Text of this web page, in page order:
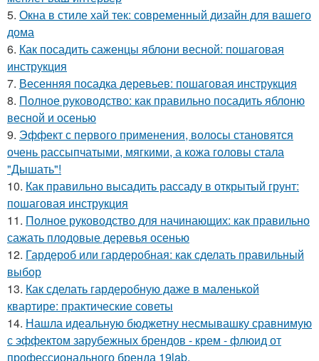
5. Окна в стиле хай тек: современный дизайн для вашего
дома
6. Как посадить саженцы яблони весной: пошаговая
инструкция
7. Весенняя посадка деревьев: пошаговая инструкция
8. Полное руководство: как правильно посадить яблоню
весной и осенью
9. Эффект с первого применения, волосы становятся
очень рассыпчатыми, мягкими, а кожа головы стала
"Дышать"!
10. Как правильно высадить рассаду в открытый грунт:
пошаговая инструкция
11. Полное руководство для начинающих: как правильно
сажать плодовые деревья осенью
12. Гардероб или гардеробная: как сделать правильный
выбор
13. Как сделать гардеробную даже в маленькой
квартире: практические советы
14. Нашла идеальную бюджетну несмывашку сравнимую
с эффектом зарубежных брендов - крем - флюид от
профессионального бренда 19lab.